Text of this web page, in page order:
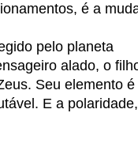
é a
pelo planeta
alado, o
Seu elemento é
E a polaridade,